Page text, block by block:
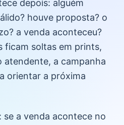
depois: alguém
houve proposta? o
a venda aconteceu?
ficam soltas em prints,
atendente, a campanha
orientar a próxima
se a venda acontece no